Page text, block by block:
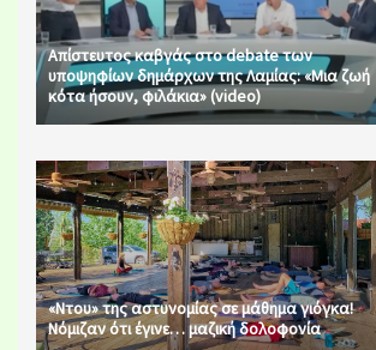
Απίστευτος καβγάς στο debate των
υποψηφίων δημάρχων της Λαμίας: «Μια ζωή
κότα ήσουν, φιλάκια» (video)
«Ντου» της αστυνομίας σε μάθημα γιόγκα!
Νόμιζαν ότι έγινε… μαζική δολοφονία